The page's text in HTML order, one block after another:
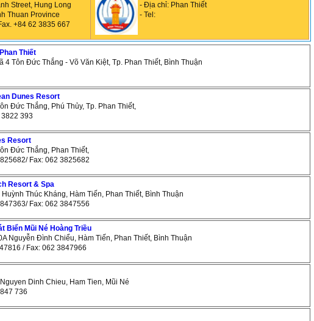
Street, Hung Long
Thuan Province
+84 62 3835 667
- Địa chỉ: Phan Thiết
- Tel:
Thiết
4 Tôn Đức Thắng - Võ Văn Kiệt, Tp. Phan Thiết, Bình Thuận
Dunes Resort
Đức Thắng, Phú Thủy, Tp. Phan Thiết,
393
Resort
Đức Thắng, Phan Thiết,
Fax: 062 3825682
Resort & Spa
Thúc Kháng, Hàm Tiến, Phan Thiết, Bình Thuận
Fax: 062 3847556
Biển Mũi Né Hoàng Triều
Nguyễn Đình Chiểu, Hàm Tiến, Phan Thiết, Bình Thuận
/ Fax: 062 3847966
Dinh Chieu, Ham Tien, Mũi Né
736